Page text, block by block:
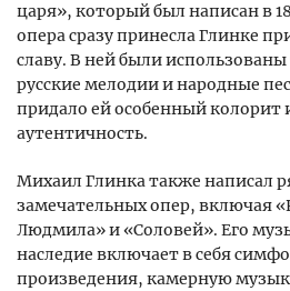
царя», который был написан в
опера сразу принесла Глинке
славу. В ней были
русские мелодии и народные
придало ей особенный колорит
аутентичность.
Михаил Глинка также написал
замечательных опер, включая
Людмила» и «Соловей». Его
наследие включает в себя
произведения, камерную